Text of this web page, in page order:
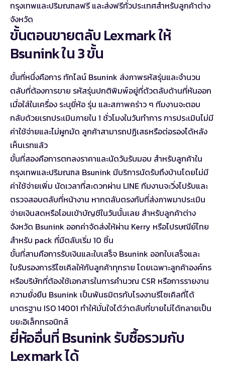
กรุงเทพและปริมณฑลฟรี และส่งฟรีทั่วประเทศสำหรับลูกค้าต่าง
จังหวัด
ขั้นตอนขายตลับ Lexmark ให้
Bsunink ใน 3 ขั้น
ขั้นที่หนึ่งคือการ ทักไลน์ Bsunink ส่งภาพรหัสรุ่นและจำนวน
ตลับที่ต้องการขาย รหัสรุ่นปกติพิมพ์อยู่ที่ตัวตลับด้านที่หันออก
เมื่อใส่ในเครื่อง ระบุยี่ห้อ รุ่น และสภาพคร่าว ๆ ทีมงานจะตอบ
กลับด้วยเรทประเมินภายใน 1 ชั่วโมงในวันทำการ การประเมินไม่มี
ค่าใช้จ่ายและไม่ผูกมัด ลูกค้าสามารถปฏิเสธหรือต่อรองได้หลัง
เห็นเรทแล้ว
ขั้นที่สองคือการตกลงราคาและนัดวันรับมอบ สำหรับลูกค้าใน
กรุงเทพและปริมณฑล Bsunink มีบริการนัดรับถึงบ้านโดยไม่มี
ค่าใช้จ่ายเพิ่ม นัดเวลาที่สะดวกผ่าน LINE ทีมงานจะวิ่งไปรับและ
ตรวจสอบตลับที่หน้างาน หากตลับตรงกับที่ส่งภาพมาประเมิน
จ่ายเงินสดหรือโอนเข้าบัญชีในวันนั้นเลย สำหรับลูกค้าต่าง
จังหวัด Bsunink ออกค่าจัดส่งให้ผ่าน Kerry หรือไปรษณีย์ไทย
สำหรับ pack ที่มีตลับเริ่ม 10 ชิ้น
ขั้นที่สามคือการรับเงินและใบเสร็จ Bsunink ออกใบเสร็จและ
ใบรับรองการรีไซเคิลให้กับลูกค้าทุกราย โดยเฉพาะลูกค้าองค์กร
หรือบริษัทที่ต้องใช้เอกสารในการคำนวณ CSR หรือการรายงาน
ความยั่งยืน Bsunink เป็นพันธมิตรกับโรงงานรีไซเคิลที่ได้
มาตรฐาน ISO 14001 ทำให้มั่นใจได้ว่าตลับที่ขายไม่ได้กลายเป็น
ขยะอิเล็กทรอนิกส์
ยี่ห้ออื่นที่ Bsunink รับซื้อรวมกับ
Lexmark ได้